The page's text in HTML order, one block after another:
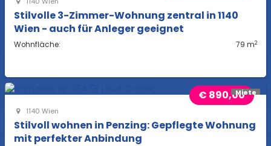
Stilvolle 3-Zimmer-Wohnung zentral in 1140
Wien - auch für Anleger geeignet
Wohnfläche: 79 m2
Miete
€ 890,00
1140 Wien
Stilvoll wohnen in Penzing: Gepflegte Wohnung
mit perfekter Anbindung